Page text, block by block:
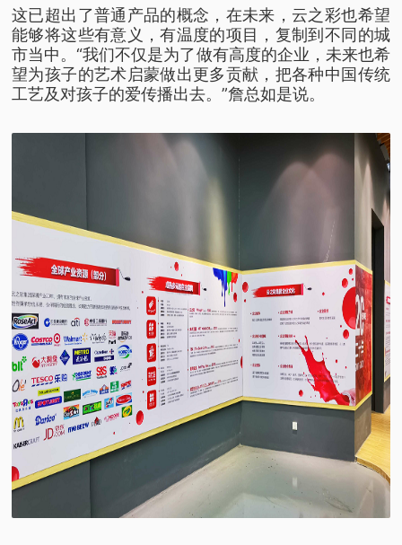
这已超出了普通产品的概念，在未来，云之彩也希望
能够将这些有意义，有温度的项目，复制到不同的城
市当中。“我们不仅是为了做有高度的企业，未来也希
望为孩子的艺术启蒙做出更多贡献，把各种中国传统
工艺及对孩子的爱传播出去。”詹总如是说。